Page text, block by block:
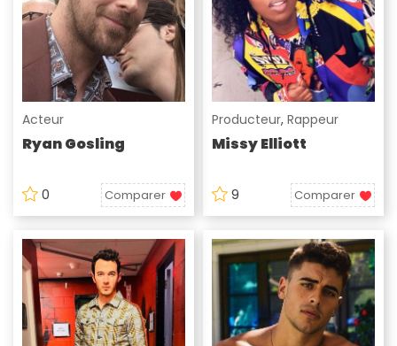
Acteur
Ryan Gosling
0 Comparer
Producteur, Rappeur
Missy Elliott
9 Comparer